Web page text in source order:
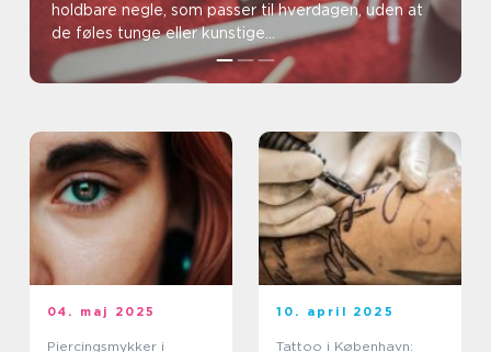
holdbare negle, som passer til hverdagen, uden at
de føles tunge eller kunstige...
04. maj 2025
Piercingsmykker i
10. april 2025
Tattoo i København: